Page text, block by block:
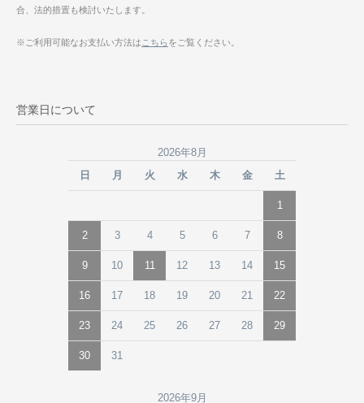
合、法的措置も検討いたします。
※ご利用可能なお支払い方法は こちらをご覧ください。
営業日について
2026年8月
日
月 火 水 木 金 土
1
2 3 4 5 6 7 8
9 10 11 12 13 14 15
16 17 18 19 20 21 22
23 24 25 26 27 28 29
30 31
2026年9月